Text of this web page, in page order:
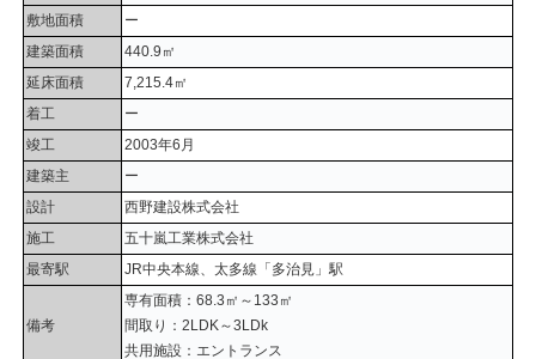
敷地面積
ー
建築面積
440.9㎡
延床面積
7,215.4㎡
着工
ー
竣工
2003年6月
建築主
ー
設計
西野建設株式会社
施工
五十嵐工業株式会社
最寄駅
JR中央本線、太多線「多治見」駅
備考
専有面積：68.3㎡～133㎡
間取り：2LDK～3LDk
共用施設：エントランス